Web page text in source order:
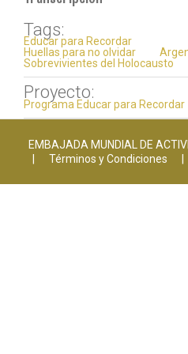
Tags:
Educar para Recordar
Huellas para no olvidar
Sobrevivientes del Holocausto
Proyecto:
Programa Educar para Recordar
EMBAJADA MUNDIAL DE
Términos y Condiciones